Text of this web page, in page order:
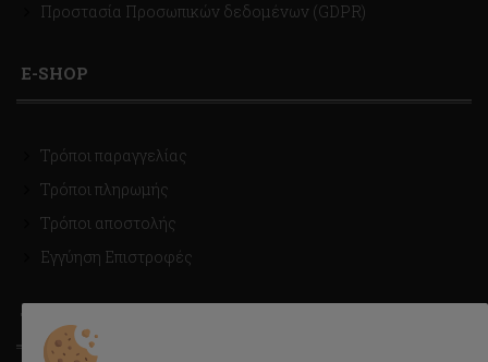
Προστασία Προσωπικών δεδομένων (GDPR)
E-SHOP
Τρόποι παραγγελίας
Τρόποι πληρωμής
Τρόποι αποστολής
Εγγύηση Επιστροφές
ΤΡΟΠΟΙ ΑΠΟΣΤΟΛΗΣ